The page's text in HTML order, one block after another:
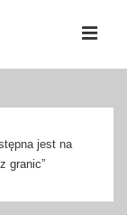
jest na
granic”